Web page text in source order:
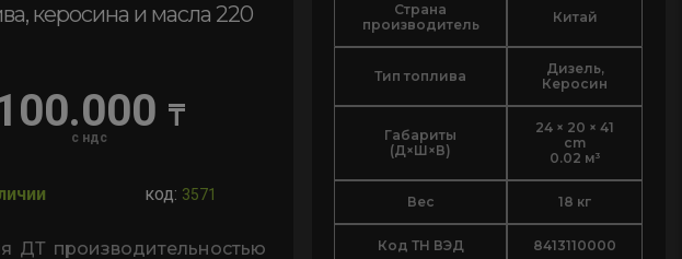
керосина и масла 220
₸
с ндс
код: 3571
ДТ производительностью
Страна
производитель
Китай
Тип топлива
Дизель,
Керосин
Габариты
(Д×Ш×В)
24 × 20 × 41
cm
0.02 м³
Вес 18 кг
Код ТН ВЭД 8413110000